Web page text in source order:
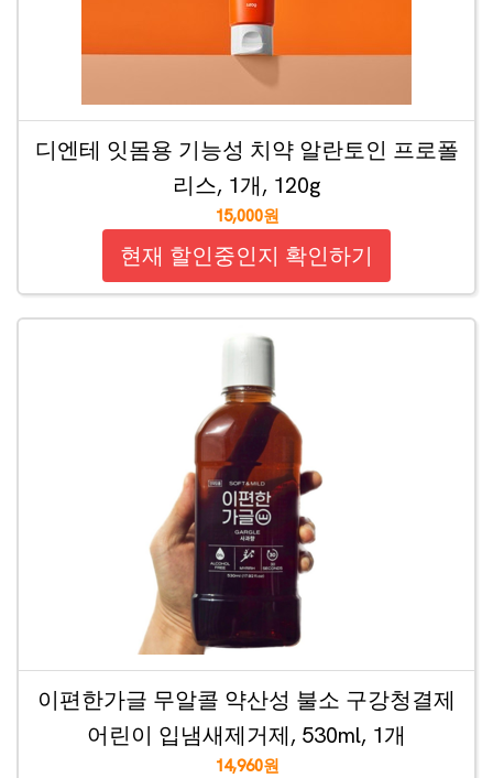
디엔테 잇몸용 기능성 치약 알란토인 프로폴
리스, 1개, 120g
15,000원
현재 할인중인지 확인하기
이편한가글 무알콜 약산성 불소 구강청결제
어린이 입냄새제거제, 530ml, 1개
14,960원